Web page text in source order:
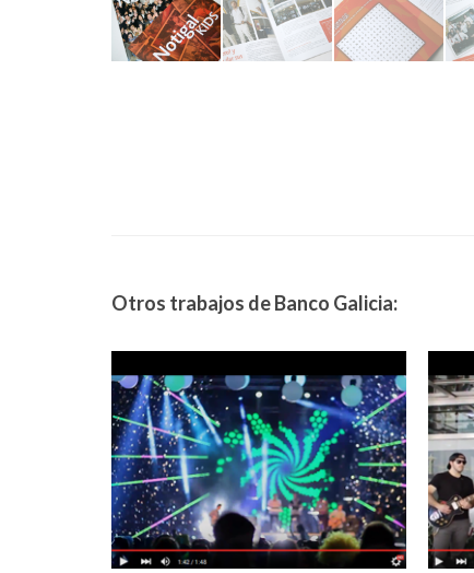
Otros trabajos de Banco Galicia: